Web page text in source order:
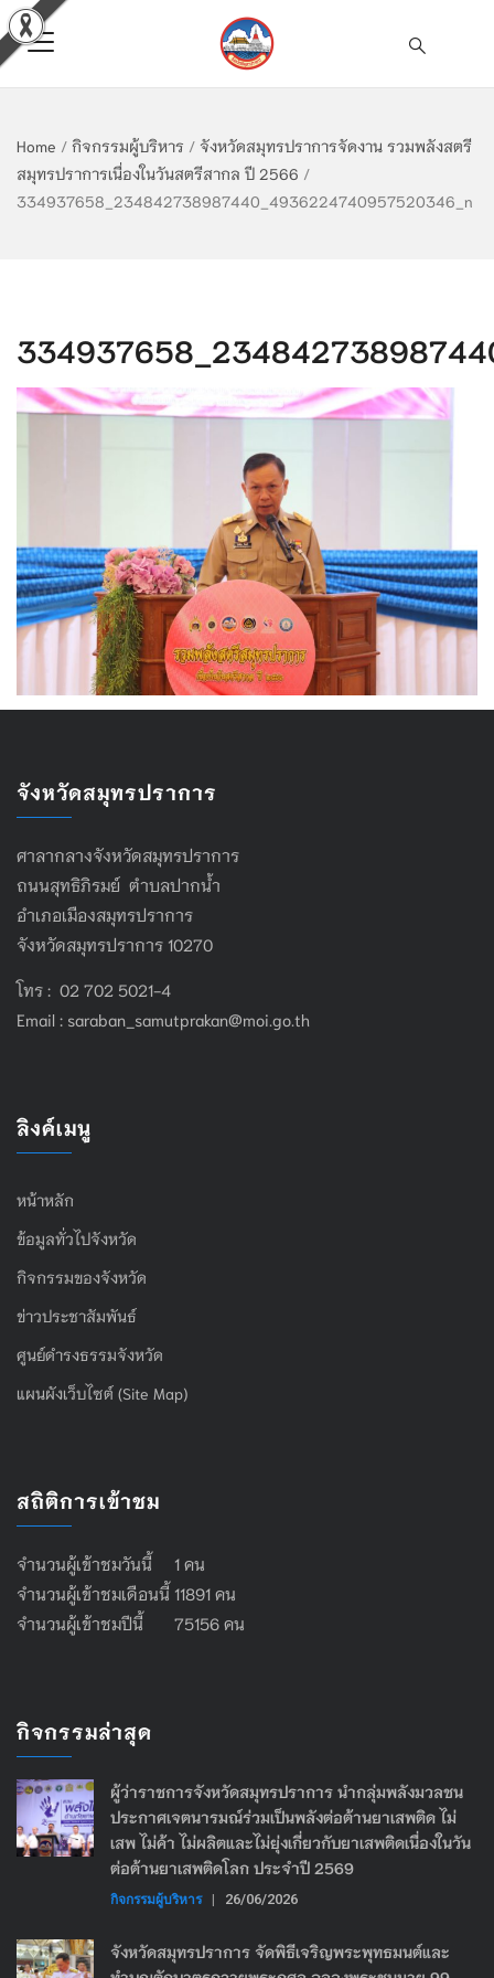
Home / กิจกรรมผู้บริหาร / จังหวัดสมุทรปราการจัดงาน รวมพลังสตรี
สมุทรปราการเนื่องในวันสตรีสากล ปี 2566 /
334937658_234842738987440_4936224740957520346_n
จังหวัดสมุทรปราการ
ศาลากลางจังหวัดสมุทรปราการ
ถนนสุทธิภิรมย์ ตำบลปากน้ำ
อำเภอเมืองสมุทรปราการ
จังหวัดสมุทรปราการ 10270
โทร : 02 702 5021-4
Email : saraban_samutprakan@moi.go.th
ลิงค์เมนู
หน้าหลัก
ข้อมูลทั่วไปจังหวัด
กิจกรรมของจังหวัด
ข่าวประชาสัมพันธ์
ศูนย์ดำรงธรรมจังหวัด
แผนผังเว็บไซต์ (Site Map)
สถิติการเข้าชม
จำนวนผู้เข้าชมวันนี้ 1 คน
จำนวนผู้เข้าชมเดือนนี้ 11891 คน
จำนวนผู้เข้าชมปีนี้ 75156 คน
กิจกรรมล่าสุด
ผู้ว่าราชการจังหวัดสมุทรปราการ นำกลุ่มพลังมวลชน
ประกาศเจตนารมณ์ร่วมเป็นพลังต่อต้านยาเสพติด ไม่
เสพ ไม่ค้า ไม่ผลิตและไม่ยุ่งเกี่ยวกับยาเสพติดเนื่องในวัน
ต่อต้านยาเสพติดโลก ประจำปี 2569
กิจกรรมผู้บริหาร | 26/06/2026
จังหวัดสมุทรปราการ จัดพิธีเจริญพระพุทธมนต์และ